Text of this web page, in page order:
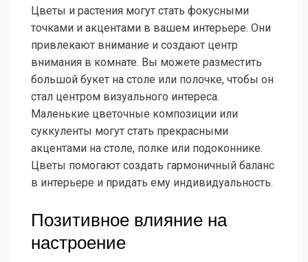
Цветы и растения могут стать фокусными
точками и акцентами в вашем интерьере. Они
привлекают внимание и создают центр
внимания в комнате. Вы можете разместить
большой букет на столе или полочке, чтобы он
стал центром визуального интереса.
Маленькие цветочные композиции или
суккуленты могут стать прекрасными
акцентами на столе, полке или подоконнике.
Цветы помогают создать гармоничный баланс
в интерьере и придать ему индивидуальность.
Позитивное влияние на
настроение